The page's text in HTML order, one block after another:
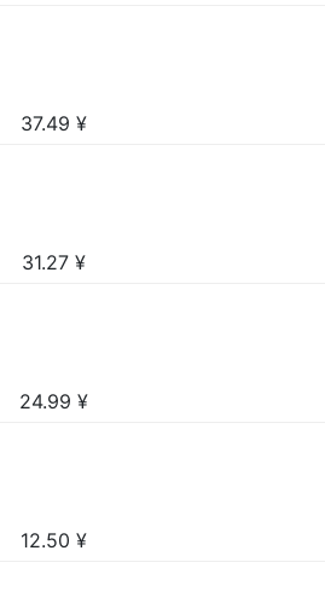
37.49 ¥
31.27 ¥
24.99 ¥
12.50 ¥